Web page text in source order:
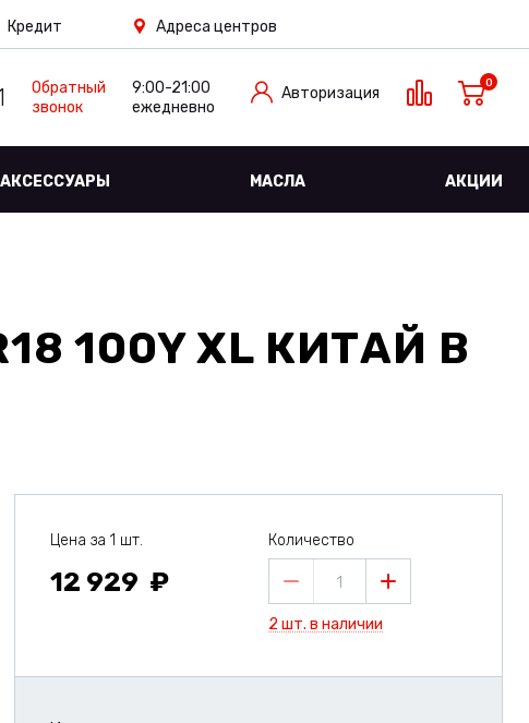
Кредит Адреса центров
Обратный
звонок
9:00-21:00
ежедневно
Авторизация
0
АКСЕССУАРЫ МАСЛА АКЦИИ
100Y XL КИТАЙ В
Цена за 1 шт.
12 929
Количество
1
2 шт. в наличии